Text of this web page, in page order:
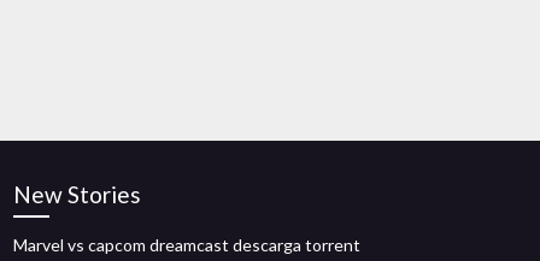
New Stories
Marvel vs capcom dreamcast descarga torrent